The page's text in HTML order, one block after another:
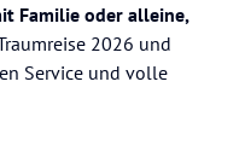
Familie oder alleine,
2026 und
Service und volle